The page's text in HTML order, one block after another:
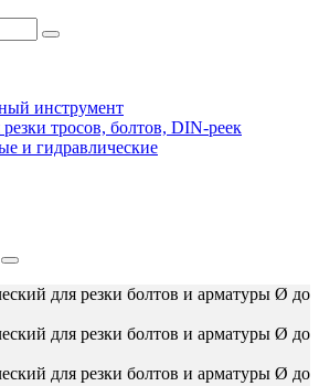
инструмент
тросов, болтов, DIN-реек
и гидравлические